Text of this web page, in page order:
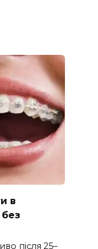
в
після 25–